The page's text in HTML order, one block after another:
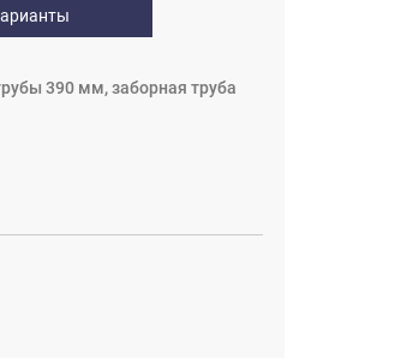
390 мм, заборная труба